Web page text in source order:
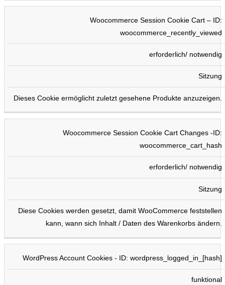
Woocommerce Session Cookie Cart – ID:
woocommerce_recently_viewed
erforderlich/ notwendig
Sitzung
Dieses Cookie ermöglicht zuletzt gesehene Produkte anzuzeigen.
Woocommerce Session Cookie Cart Changes -ID:
woocommerce_cart_hash
erforderlich/ notwendig
Sitzung
Diese Cookies werden gesetzt, damit WooCommerce feststellen
kann, wann sich Inhalt / Daten des Warenkorbs ändern.
WordPress Account Cookies - ID: wordpress_logged_in_[hash]
funktional